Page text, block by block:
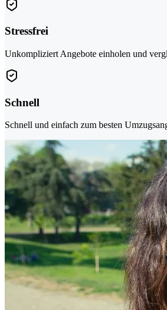
Stressfrei
Unkompliziert Angebote einholen und
Schnell
Schnell und einfach zum besten